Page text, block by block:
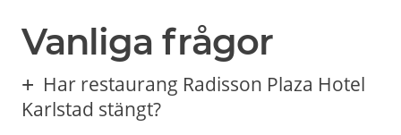
Vanliga frågor
Har restaurang Radisson Plaza Hotel
Karlstad stängt?